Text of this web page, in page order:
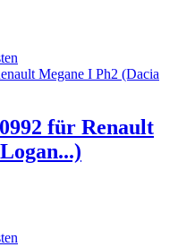
für Renault